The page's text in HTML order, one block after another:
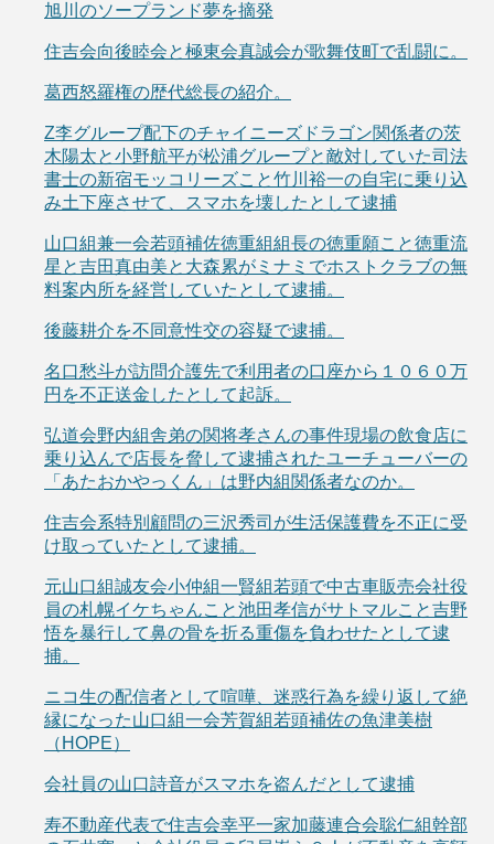
旭川のソープランド夢を摘発
住吉会向後睦会と極東会真誠会が歌舞伎町で乱闘に。
葛西怒羅権の歴代総長の紹介。
Z李グループ配下のチャイニーズドラゴン関係者の茨
木陽太と小野航平が松浦グループと敵対していた司法
書士の新宿モッコリーズこと竹川裕一の自宅に乗り込
み土下座させて、スマホを壊したとして逮捕
山口組兼一会若頭補佐徳重組組長の徳重願こと徳重流
星と吉田真由美と大森累がミナミでホストクラブの無
料案内所を経営していたとして逮捕。
後藤耕介を不同意性交の容疑で逮捕。
名口愁斗が訪問介護先で利用者の口座から１０６０万
円を不正送金したとして起訴。
弘道会野内組舎弟の関将孝さんの事件現場の飲食店に
乗り込んで店長を脅して逮捕されたユーチューバーの
「あたおかやっくん」は野内組関係者なのか。
住吉会系特別顧問の三沢秀司が生活保護費を不正に受
け取っていたとして逮捕。
元山口組誠友会小仲組一賢組若頭で中古車販売会社役
員の札幌イケちゃんこと池田孝信がサトマルこと吉野
悟を暴行して鼻の骨を折る重傷を負わせたとして逮
捕。
ニコ生の配信者として喧嘩、迷惑行為を繰り返して絶
縁になった山口組一会芳賀組若頭補佐の魚津美樹
（HOPE）
会社員の山口詩音がスマホを盗んだとして逮捕
寿不動産代表で住吉会幸平一家加藤連合会聡仁組幹部